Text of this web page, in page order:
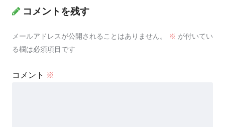
コメントを残す
メールアドレスが公開されることはありません。 ※ が付いてい
る欄は必須項目です
コメント ※